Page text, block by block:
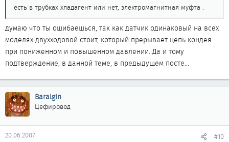
есть в трубках хладагент или нет, электромагнитная муфта .
думаю что ты ошибаешься, так как датчик одинаковый на всех
моделях двухходовой стоит, который прерывает цепь кондея
при пониженном и повышенном давлении. Да и тому
подтверждение, в данной теме, в предыдущем посте...
Baralgin
Цефировод
20.06.2007 #10